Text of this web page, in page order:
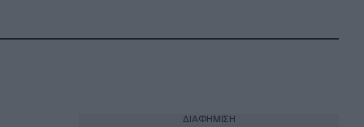
ΔΙΑΦΗΜΙΣΗ